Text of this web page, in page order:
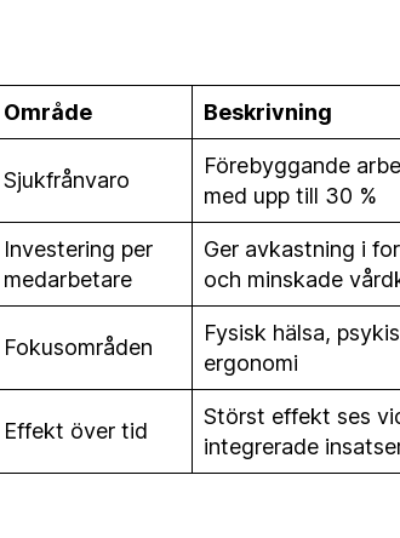
Område Beskrivning
Sjukfrånvaro
Förebyggande
med upp till 30 %
Investering per
medarbetare
Ger avkastning i
och minskade
Fokusområden
Fysisk hälsa,
ergonomi
Effekt över tid
Störst effekt ses
integrerade